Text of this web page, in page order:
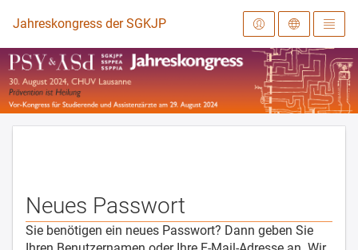
Zur Startseite
Jahreskongress der SGKJPP 2024
Neues Passwort
Sie benötigen ein neues Passwort? Dann geben Sie